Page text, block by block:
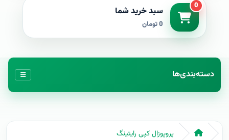
0 سبد خرید شما
0 تومان
دسته‌بندی‌ها
پروپوزال کپی رایتینگ